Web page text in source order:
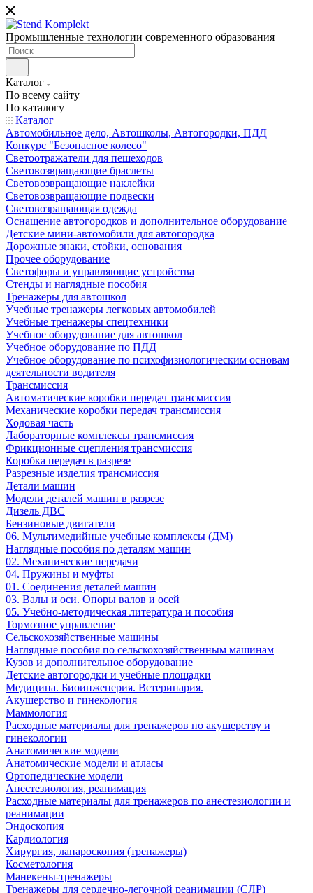
Промышленные технологии современного образования
Каталог
По всему сайту
По каталогу
Каталог
Автомобильное дело, Автошколы, Автогородки, ПДД
Конкурс "Безопасное колесо"
Светоотражатели для пешеходов
Световозвращающие браслеты
Световозвращающие наклейки
Световозвращающие подвески
Световозращающая одежда
Оснащение автогородков и дополнительное оборудование
Детские мини-автомобили для автогородка
Дорожные знаки, стойки, основания
Прочее оборудование
Светофоры и управляющие устройства
Стенды и наглядные пособия
Тренажеры для автошкол
Учебные тренажеры легковых автомобилей
Учебные тренажеры спецтехники
Учебное оборудование для автошкол
Учебное оборудование по ПДД
Учебное оборудование по психофизиологическим основам
деятельности водителя
Трансмиссия
Автоматические коробки передач трансмиссия
Механические коробки передач трансмиссия
Ходовая часть
Лабораторные комплексы трансмиссия
Фрикционные сцепления трансмиссия
Коробка передач в разрезе
Разрезные изделия трансмиссия
Детали машин
Модели деталей машин в разрезе
Дизель ДВС
Бензиновые двигатели
06. Мультимедийные учебные комплексы (ДМ)
Наглядные пособия по деталям машин
02. Механические передачи
04. Пружины и муфты
01. Соединения деталей машин
03. Валы и оси. Опоры валов и осей
05. Учебно-методическая литература и пособия
Тормозное управление
Сельскохозяйственные машины
Наглядные пособия по сельскохозяйственным машинам
Кузов и дополнительное оборудование
Детские автогородки и учебные площадки
Медицина. Биоинженерия. Ветеринария.
Акушерство и гинекология
Маммология
Расходные материалы для тренажеров по акушерству и
гинекологии
Анатомические модели
Анатомические модели и атласы
Ортопедические модели
Анестезиология, реанимация
Расходные материалы для тренажеров по анестезиологии и
реанимации
Эндоскопия
Кардиология
Хирургия, лапароскопия (тренажеры)
Косметология
Манекены-тренажеры
Тренажеры для сердечно-легочной реанимации (СЛР)